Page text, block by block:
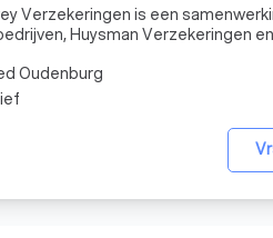
Verzekeringen is een
Huysman Verzekeringen
te bieden. Al
Oudenburg